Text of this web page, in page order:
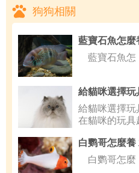
狗狗相關
藍寶石魚怎麼
藍寶石魚怎
給貓咪選擇玩
給貓咪選擇玩
在貓咪的玩具
白鹦哥怎麼
白鹦哥怎麼